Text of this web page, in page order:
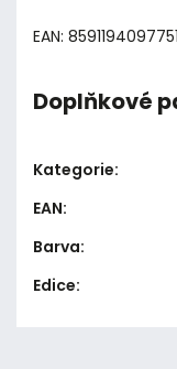
EAN: 8591194097751
Doplňkové
Kategorie:
EAN:
Barva:
Edice: